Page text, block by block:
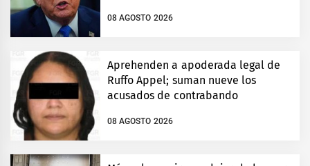
08 AGOSTO 2026
Aprehenden a apoderada legal de
Ruffo Appel; suman nueve los
acusados de contrabando
08 AGOSTO 2026